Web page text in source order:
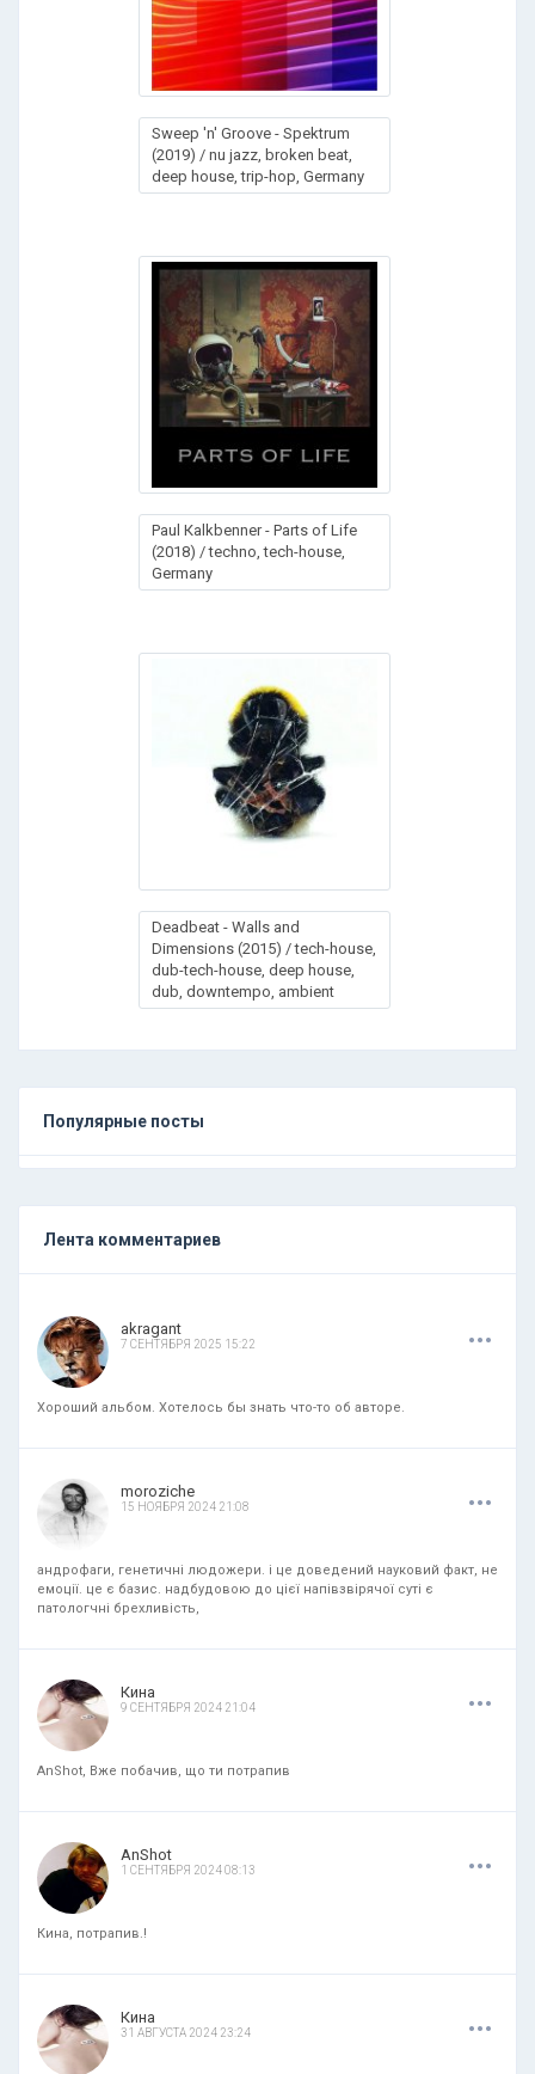
Sweep 'n' Groove - Spektrum
(2019) / nu jazz, broken beat,
deep house, trip-hop, Germany
Раul Каlkbеnnеr - Раrts оf Lifе
(2018) / techno, tech-house,
Germany
Deadbeat - Walls and
Dimensions (2015) / tech-house,
dub-tech-house, deep house,
dub, downtempo, ambient
Популярные посты
Лента комментариев
akragant
7 СЕНТЯБРЯ 2025 15:22 ...
Хороший альбом. Хотелось бы знать что-то об авторе.
moroziche
15 НОЯБРЯ 2024 21:08 ...
андрофаги, генетичні людожери. і це доведений науковий факт, не
емоції. це є базис. надбудовою до цієї напівзвірячої суті є
патологчні брехливість,
Кина
9 СЕНТЯБРЯ 2024 21:04 ...
AnShot, Вже побачив, що ти потрапив
AnShot
1 СЕНТЯБРЯ 2024 08:13 ...
Кина, потрапив.!
Кина
31 АВГУСТА 2024 23:24 ...